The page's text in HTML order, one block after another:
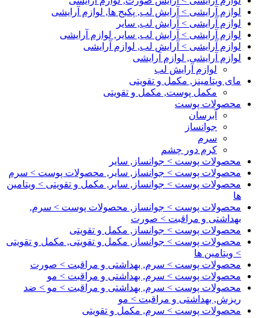
لوازم آرایشی > آرایش لب, پکیج ها, لوازم آرایشی
لوازم آرایشی > آرایش لب, سایر
لوازم آرایشی > آرایش لب, سایر, لوازم آرایشی
لوازم آرایشی > آرایش لب, لوازم آرایشی
لوازم آرایشی, لوازم آرایشی
لوازم آرایش لب
مای ویتامینز, مکمل و تقویتی
مکمل پوست, مکمل و تقویتی
محصولات پوست
آبرسان
جوانساز
سرم
کرم دور چشم
محصولات پوست > جوانساز, سایر
محصولات پوست > جوانساز, سایر, محصولات پوست > سرم
محصولات پوست > جوانساز, سایر, مکمل و تقویتی > ویتامین
ها
محصولات پوست > جوانساز, محصولات پوست > سرم,
بهداشتی و مراقبت > صورت
محصولات پوست > جوانساز, مکمل و تقویتی
محصولات پوست > جوانساز, مکمل و تقویتی, مکمل و تقویتی
> ویتامین ها
محصولات پوست > سرم, بهداشتی و مراقبت > صورت
محصولات پوست > سرم, بهداشتی و مراقبت > مو
محصولات پوست > سرم, بهداشتی و مراقبت > مو > ضد
ریزش, بهداشتی و مراقبت > مو
محصولات پوست > سرم, مکمل و تقویتی